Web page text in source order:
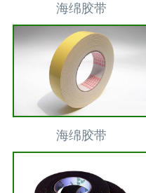
海绵胶带
海绵胶带